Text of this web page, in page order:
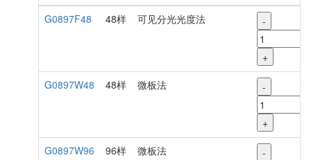
G0897F48
48样 可见分光光度法 -
+
G0897W48
48样 微板法 -
+
G0897W96
96样 微板法 -